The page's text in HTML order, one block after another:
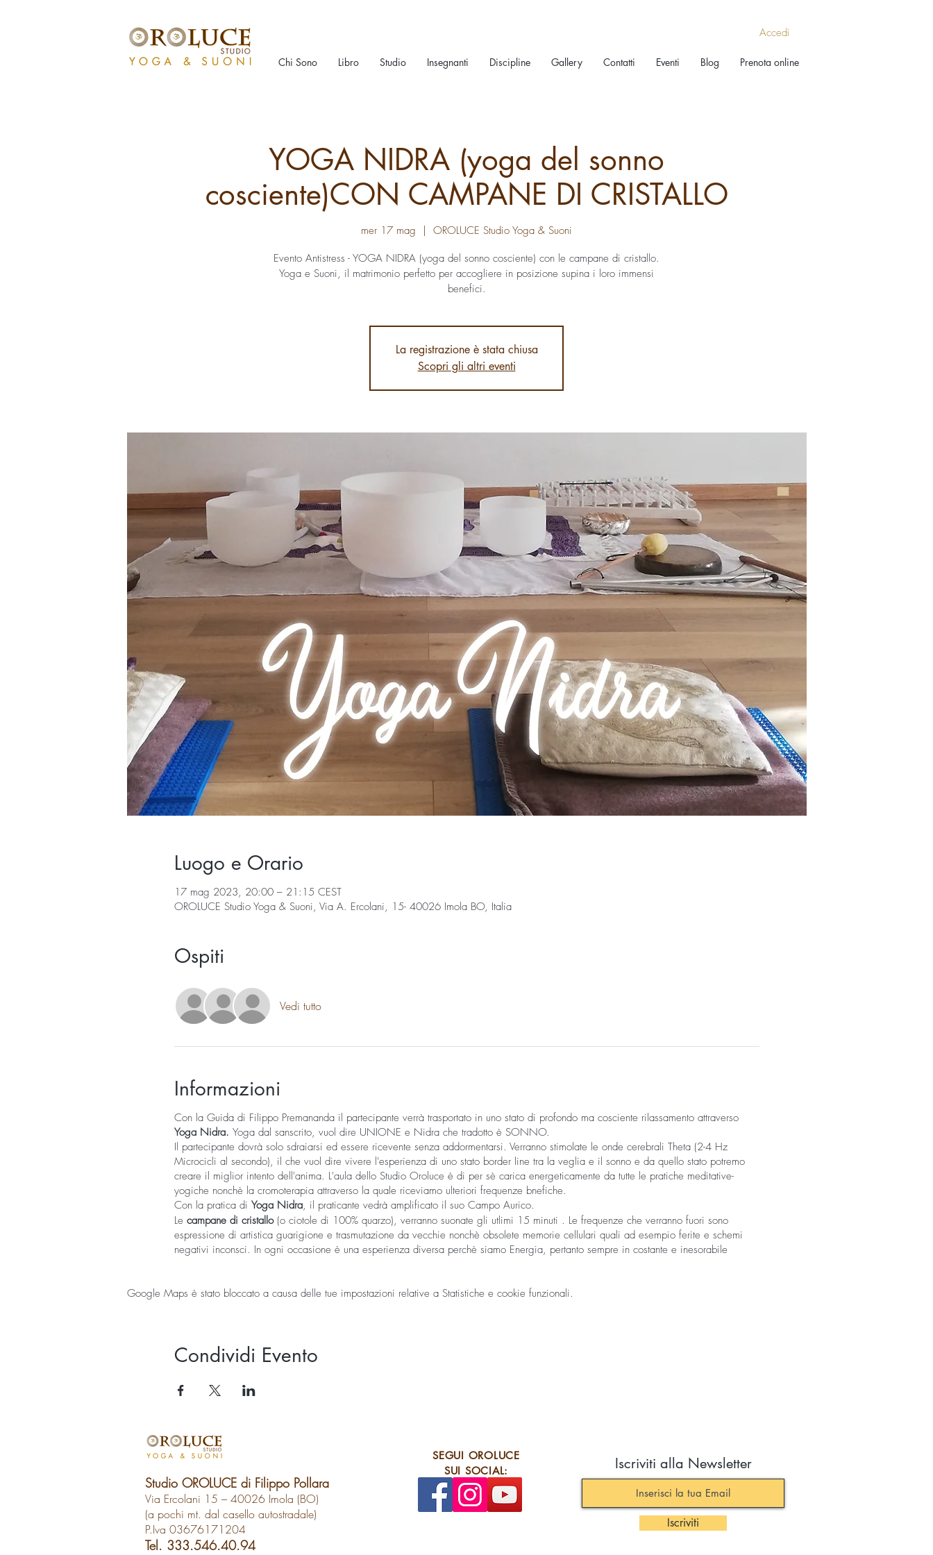
Chi Sono Libro Studio Insegnanti Discipline Gallery Contatti Eventi Blog Prenota online
Accedi
YOGA NIDRA (yoga del sonno
cosciente)CON CAMPANE DI CRISTALLO
mer 17 mag
  |
OROLUCE Studio Yoga & Suoni
Evento Antistress - YOGA NIDRA (yoga del sonno cosciente) con le campane di cristallo.
Yoga e Suoni, il matrimonio perfetto per accogliere in posizione supina i loro immensi
benefici.
La registrazione è stata chiusa
Scopri gli altri eventi
Luogo e Orario
17 mag 2023, 20:00 – 21:15 CEST
OROLUCE Studio Yoga & Suoni, Via A. Ercolani, 15- 40026 Imola BO, Italia
Ospiti
Vedi tutto
Informazioni
Con la Guida di Filippo Premananda il partecipante verrà trasportato in uno stato di profondo ma cosciente rilassamento attraverso
Yoga Nidra. Yoga dal sanscrito, vuol dire UNIONE e Nidra che tradotto è SONNO.
Il partecipante dovrà solo sdraiarsi ed essere ricevente senza addormentarsi. Verranno stimolate le onde cerebrali Theta (2-4 Hz
Microcicli al secondo), il che vuol dire vivere l'esperienza di uno stato border line tra la veglia e il sonno e da quello stato potremo
creare il miglior intento dell'anima. L'aula dello Studio Oroluce è di per sè carica energeticamente da tutte le pratiche meditative-
yogiche nonchè la cromoterapia attraverso la quale riceviamo ulteriori frequenze bnefiche.
Con la pratica di Yoga Nidra, il praticante vedrà amplificato il suo Campo Aurico.
Le campane di cristallo(o ciotole di 100% quarzo), verranno suonate gli utlimi 15 minuti . Le frequenze che verranno fuori sono
espressione di artistica guarigione e trasmutazione da vecchie nonchè obsolete memorie cellulari quali ad esempio ferite e schemi
negativi inconsci. In ogni occasione è una esperienza diversa perchè siamo Energia, pertanto sempre in costante e inesorabile
Questa disciplina viene proposta settimanalmente ( vediprogramma Corsi) come un vero e proprio percorso di consapevolezza,
Se volete anche oggetti da caricare energeticamente.
SPACES BY WIX per gestire al meglio le tue prenotazioni senza guardare le mail. Per prenotare modificare e cancellare. grazie
Google Maps è stato bloccato a causa delle tue impostazioni relative a Statistiche e cookie funzionali.
Condividi Evento
Studio OROLUCE di Filippo Pollara
Via Ercolani 15 – 40026 Imola (BO)
(a pochi mt. dal casello autostradale)
P.Iva 03676171204
Tel. 333.546.40.94
SEGUI OROLUCE
SUI SOCIAL:
Iscriviti alla Newsletter
Iscriviti